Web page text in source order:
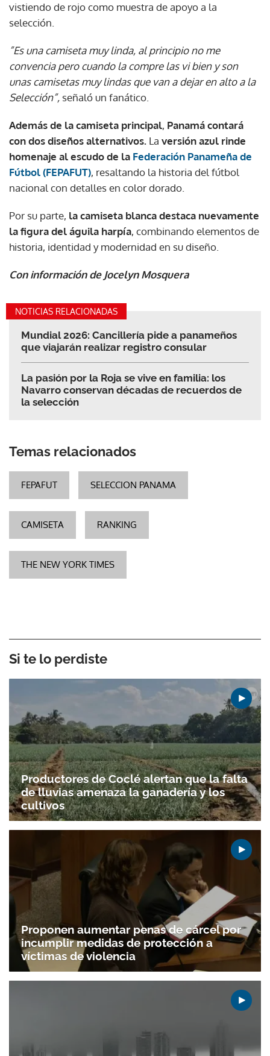
vistiendo de rojo como muestra de apoyo a la
selección.
”Es una camiseta muy linda, al principio no me
convencia pero cuando la compre las vi bien y son
unas camisetas muy lindas que van a dejar en alto a la
Selección”, señaló un fanático.
Además de la camiseta principal, Panamá contará
con dos diseños alternativos. La versión azul rinde
homenaje al escudo de la Federación Panameña de
Fútbol (FEPAFUT), resaltando la historia del fútbol
nacional con detalles en color dorado.
Por su parte, la camiseta blanca destaca nuevamente
la figura del águila harpía, combinando elementos de
historia, identidad y modernidad en su diseño.
Con información de Jocelyn Mosquera
NOTICIAS RELACIONADAS
Mundial 2026: Cancillería pide a panameños
que viajarán realizar registro consular
La pasión por la Roja se vive en familia: los
Navarro conservan décadas de recuerdos de
la selección
Temas relacionados
FEPAFUT SELECCION PANAMA
CAMISETA RANKING
THE NEW YORK TIMES
Si te lo perdiste
Productores de Coclé alertan que la falta
de lluvias amenaza la ganadería y los
cultivos
Proponen aumentar penas de cárcel por
incumplir medidas de protección a
víctimas de violencia